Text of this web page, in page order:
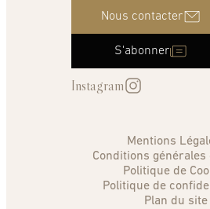
Nous contacter
S'abonner
Instagram
Mentions
Conditions générales
Politique de
Politique de
Plan du site